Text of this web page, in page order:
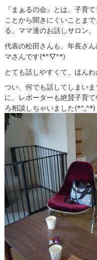
『まぁるの会』とは、子
ことから聞きにくいことま
る、ママ達のお話しサロン。
代表の松田さんも、年長さ
マさんです(*^▽^*)
とても話しやすくて、ほん
つい、何でも話してしまい
に、レポーターも絶賛子育
ろ相談しちゃいました(*^_^*)